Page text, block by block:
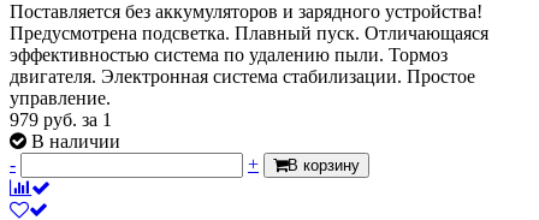
Поставляется без аккумуляторов и зарядного устройства!
Предусмотрена подсветка. Плавный пуск. Отличающаяся
эффективностью система по удалению пыли. Тормоз
двигателя. Электронная система стабилизации. Простое
управление.
979 руб. за 1
В наличии
-
+ В корзину